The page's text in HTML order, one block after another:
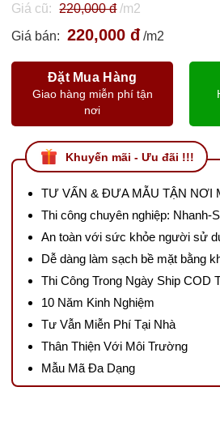
Giá cũ: 220,000 đ/m2
Giá bán:
220,000 đ /m2
Đặt Mua Hàng
Giao hàng miễn phí tận
nơi
Khuyến mãi - Ưu đãi !!!
TƯ VẤN & ĐƯA MẪU TẬN NƠI
Thi công chuyên nghiệp: Nhanh-
An toàn với sức khỏe người sử
Dễ dàng làm sạch bề mặt bằng
Thi Công Trong Ngày Ship COD
10 Năm Kinh Nghiệm
Tư Vẫn Miễn Phí Tại Nhà
Thân Thiện Với Môi Trường
Mẫu Mã Đa Dạng